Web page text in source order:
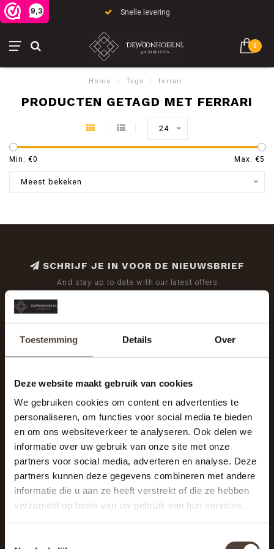
Toestemming Details Over
Deze website maakt gebruik van cookies
We gebruiken cookies om content en advertenties te
personaliseren, om functies voor social media te bieden
en om ons websiteverkeer te analyseren. Ook delen we
informatie over uw gebruik van onze site met onze
partners voor social media, adverteren en analyse. Deze
partners kunnen deze gegevens combineren met andere
informatie die u aan ze heeft verstrekt of die ze hebben
verzameld op basis van uw gebruik van hun services.
9,3 Snelle levering
0
Home / Tags / ferrari
PRODUCTEN GETAGD MET FERRARI
24
Min: €0 Max: €5
Meest bekeken
SCHRIJF JE IN VOOR DE NIEUWSBRIEF
And stay up to date with our latest offers
De Woonhoek - Landelijk leven